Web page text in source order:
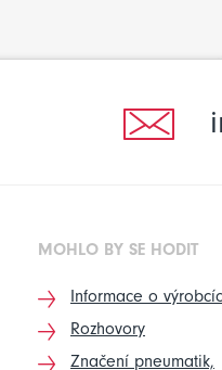
MOHLO BY SE HODIT
Informace o
Rozhovory
Značení pneumatik,